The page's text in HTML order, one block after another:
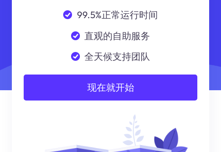
99.5%正常运行时间
直观的自助服务
全天候支持团队
现在就开始